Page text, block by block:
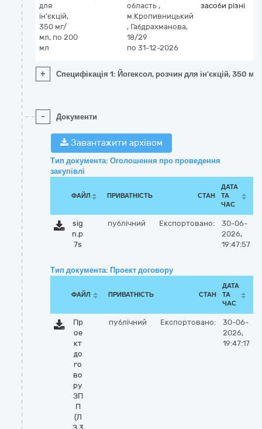
для
ін'єкцій,
350 мг/
мл, по 200
мл
область ,
м.Кропивницький
, Габдрахманова,
18/29
по 31-12-2026
засоби різні
+ Специфікація 1: Йогексол, розчин для ін'єкцій, 350
- Документи
Завантажити архівом
Тип документа: Оголошення про проведення
закупівлі
ФАЙЛ ПРИВАТНІСТЬ СТАН
ДАТА
ТА
ЧАС
sig
n.p
7s
публічний Експортовано:
30-06-
2026,
19:47:57
Тип документа: Проект договору
ФАЙЛ ПРИВАТНІСТЬ СТАН
ДАТА
ТА
ЧАС
Пр
ое
кт
до
го
во
ру
ЗП
П
(Л
публічний Експортовано:
30-06-
2026,
19:47:17